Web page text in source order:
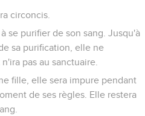
circoncis.
se purifier de son sang. Jusqu'à
sa purification, elle ne
pas au sanctuaire.
fille, elle sera impure pendant
de ses règles. Elle restera